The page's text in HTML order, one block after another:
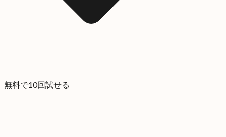
無料で10回試せる